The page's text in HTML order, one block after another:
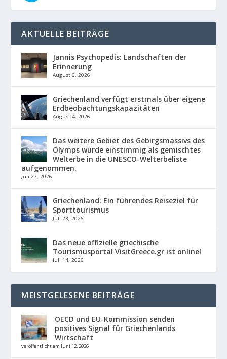
AKTUELLE BEITRÄGE
Jannis Psychopedis: Landschaften der
Erinnerung
August 6, 2026
Griechenland verfügt erstmals über eigene
Erdbeobachtungskapazitäten
August 4, 2026
Das weitere Gebiet des Gebirgsmassivs des
Olymps wurde einstimmig als gemischtes
Welterbe in die UNESCO-Welterbeliste
aufgenommen.
Juli 27, 2026
Griechenland: Ein führendes Reiseziel für
Sporttourismus
Juli 23, 2026
Das neue offizielle griechische
Tourismusportal VisitGreece.gr ist online!
Juli 14, 2026
MEISTGELESENE BEITRÄGE
OECD und EU-Kommission senden
positives Signal für Griechenlands
Wirtschaft
veröffentlicht am Juni 12, 2026